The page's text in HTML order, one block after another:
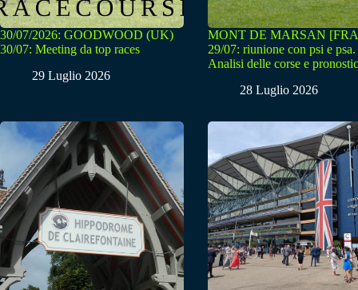
30/07/2026: GOODWOOD (UK)
30/07: Meeting da top races
29 Luglio 2026
MONT DE MARSAN
29/07: riunione con psi e psa.
Analisi delle corse e
28 Luglio 2026